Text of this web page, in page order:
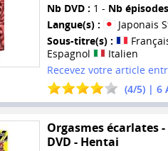
Nb DVD : 1 - Nb
Langue(s) :
Japonais
Sous-titre(s) :
Espagnol
Italien
Recevez votre article
(4/5) | 6
Orgasmes écarlates
DVD - Hentai